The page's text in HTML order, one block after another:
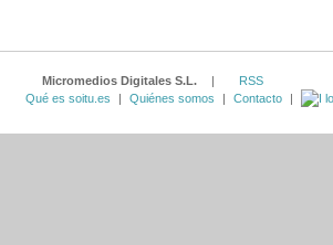
Micromedios Digitales S.L. |
RSS
Qué es soitu.es
| Quiénes somos | Contacto |